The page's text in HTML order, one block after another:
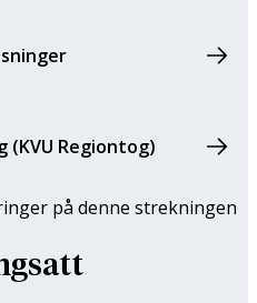
Regiontog)
på denne strekningen